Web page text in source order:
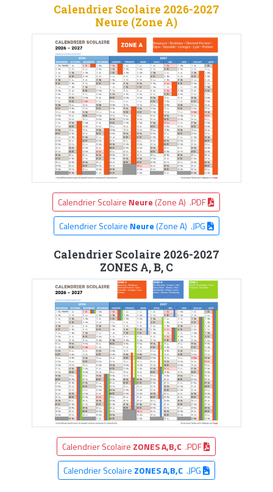
Calendrier Scolaire 2026-2027
Neure (Zone A)
Calendrier Scolaire Neure (Zone A) .PDF
Calendrier Scolaire Neure(Zone A) .JPG
Calendrier Scolaire 2026-2027
ZONES A, B, C
Calendrier Scolaire ZONES A,B,C .PDF
Calendrier Scolaire ZONES A,B,C.JPG